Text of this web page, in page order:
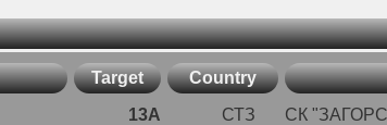
Target Country
13A СТЗ СК